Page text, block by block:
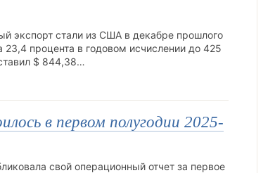
экспорт стали из США в декабре прошлого
процента в годовом исчислении до 425
$ 844,38…
в первом полугодии 2025-
свой операционный отчет за первое